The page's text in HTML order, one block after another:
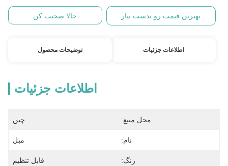
بهترین قیمت رو بدست بیار حالا صحبت کن
اطلاعات جزئیات توضیحات محصول
اطلاعات جزئیات
محل منبع: چین
نام: مبل
رنگ: قابل تنظیم